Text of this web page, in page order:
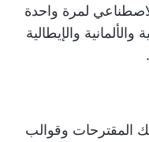
لمرة واحدة
والألمانية والإيطالية
.
المقترحات وقوالب